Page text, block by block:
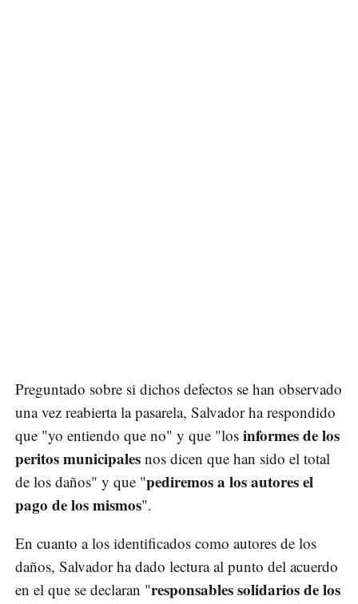
Preguntado sobre si dichos defectos se han observado
una vez reabierta la pasarela, Salvador ha respondido
que "yo entiendo que no" y que "los informes de los
peritos municipales nos dicen que han sido el total
de los daños" y que "pediremos a los autores el
pago de los mismos".
En cuanto a los identificados como autores de los
daños, Salvador ha dado lectura al punto del acuerdo
en el que se declaran "responsables solidarios de los